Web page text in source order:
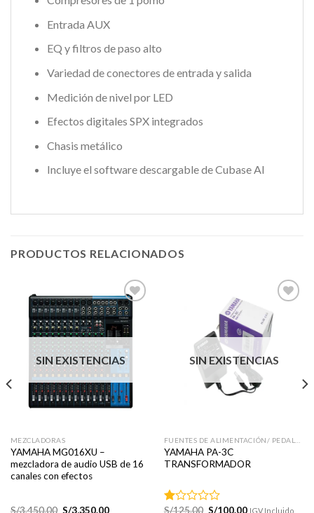
Entrada AUX
EQ y filtros de paso alto
Variedad de conectores de entrada y salida
Medición de nivel por LED
Efectos digitales SPX integrados
Chasis metálico
Incluye el software descargable de Cubase AI
PRODUCTOS RELACIONADOS
Añadir
lista de
deseos
SIN EXISTENCIAS
MEZCLADORAS
YAMAHA MG016XU –
mezcladora de audio USB de 16
canales con efectos
S/3,450.00 El
S/3,350.00El
Añadir
lista de
deseos
SIN EXISTENCIAS
YAMAHA PA-3C
TRANSFORMADOR
S/125.00 El
S/100.00ElIGV Incluido